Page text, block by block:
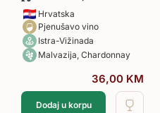
Hrvatska
Pjenušavo vino
Istra-Vižinada
Malvazija, Chardonnay
36,00 KM
Dodaj u korpu